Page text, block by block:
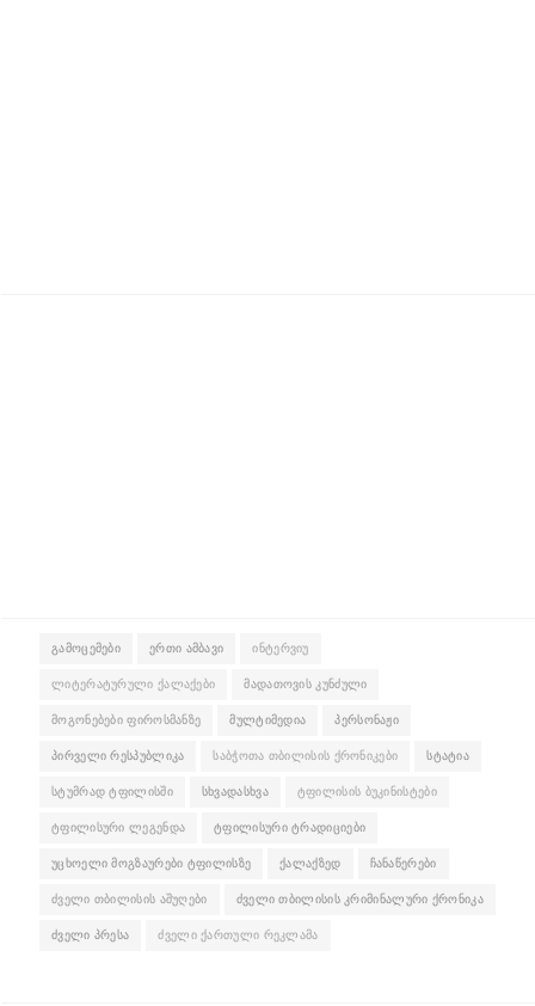
ᲒᲐᲛᲝᲪᲔᲛᲔᲑᲘ ᲔᲠᲗᲘ ᲐᲛᲑᲐᲕᲘ ᲘᲜᲢᲔᲠᲕᲘᲣ
ᲚᲘᲢᲔᲠᲐᲢᲣᲠᲣᲚᲘ ᲥᲐᲚᲐᲥᲔᲑᲘ ᲛᲐᲓᲐᲗᲝᲕᲘᲡ ᲙᲣᲜᲫᲣᲚᲘ
ᲛᲝᲒᲝᲜᲔᲑᲔᲑᲘ ᲤᲘᲠᲝᲡᲛᲐᲜᲖᲔ ᲛᲣᲚᲢᲘᲛᲔᲓᲘᲐ ᲞᲔᲠᲡᲝᲜᲐᲟᲘ
ᲞᲘᲠᲕᲔᲚᲘ ᲠᲔᲡᲞᲣᲑᲚᲘᲙᲐ ᲡᲐᲑᲭᲝᲗᲐ ᲗᲑᲘᲚᲘᲡᲘᲡ ᲥᲠᲝᲜᲘᲙᲔᲑᲘ ᲡᲢᲐᲢᲘᲐ
ᲡᲢᲣᲛᲠᲐᲓ ᲢᲤᲘᲚᲘᲡᲨᲘ ᲡᲮᲕᲐᲓᲐᲡᲮᲕᲐ ᲢᲤᲘᲚᲘᲡᲘᲡ ᲑᲣᲙᲘᲜᲘᲡᲢᲔᲑᲘ
ᲢᲤᲘᲚᲘᲡᲣᲠᲘ ᲚᲔᲒᲔᲜᲓᲐ ᲢᲤᲘᲚᲘᲡᲣᲠᲘ ᲢᲠᲐᲓᲘᲪᲘᲔᲑᲘ
ᲣᲪᲮᲝᲔᲚᲘ ᲛᲝᲒᲖᲐᲣᲠᲔᲑᲘ ᲢᲤᲘᲚᲘᲡᲖᲔ ᲥᲐᲚᲐᲥᲖᲔᲓ ᲩᲐᲜᲐᲬᲔᲠᲔᲑᲘ
ᲫᲕᲔᲚᲘ ᲗᲑᲘᲚᲘᲡᲘᲡ ᲐᲨᲣᲦᲔᲑᲘ ᲫᲕᲔᲚᲘ ᲗᲑᲘᲚᲘᲡᲘᲡ ᲙᲠᲘᲛᲘᲜᲐᲚᲣᲠᲘ ᲥᲠᲝᲜᲘᲙᲐ
ᲫᲕᲔᲚᲘ ᲞᲠᲔᲡᲐ ᲫᲕᲔᲚᲘ ᲥᲐᲠᲗᲣᲚᲘ ᲠᲔᲙᲚᲐᲛᲐ